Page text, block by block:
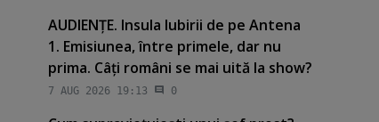
AUDIENŢE. Insula Iubirii de pe Antena
1. Emisiunea, între primele, dar nu
prima. Câţi români se mai uită la show?
7 AUG 2026 19:13 0